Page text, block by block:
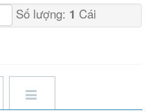
Số lượng: 1 Cái